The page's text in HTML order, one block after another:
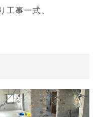
工事一式、